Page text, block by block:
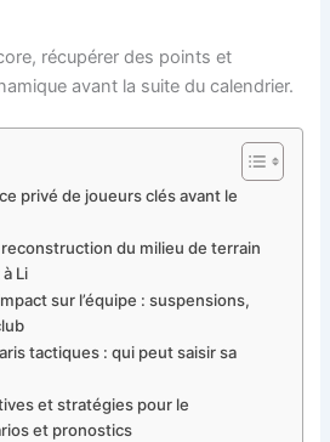
récupérer des points et
avant la suite du calendrier.
privé de joueurs clés avant le
du milieu de terrain
Li
sur l’équipe : suspensions,
tactiques : qui peut saisir sa
et stratégies pour le
et pronostics